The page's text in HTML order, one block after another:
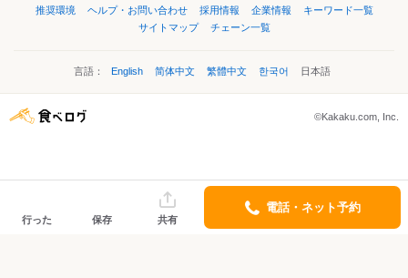
推奨環境
ヘルプ・お問い合わせ 採用情報 企業情報
キーワード一覧
サイトマップ
チェーン一覧
言語： English 简体中文 繁體中文 한국어 日本語
©Kakaku.com, Inc.
行った 保存 共有
電話・ネット予約